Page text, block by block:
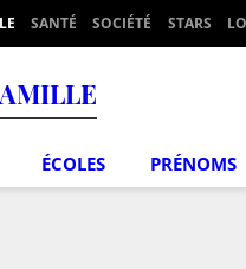
SANTÉ SOCIÉTÉ STARS
ÉCOLES PRÉNOMS